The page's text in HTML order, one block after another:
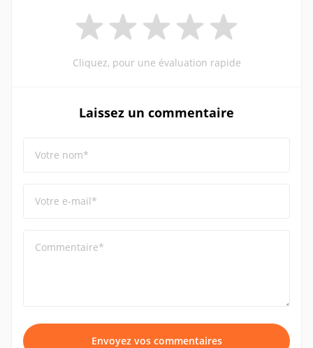
Cliquez, pour une évaluation rapide
Laissez un commentaire
Votre nom*
Votre e-mail*
Commentaire*
Envoyez vos commentaires